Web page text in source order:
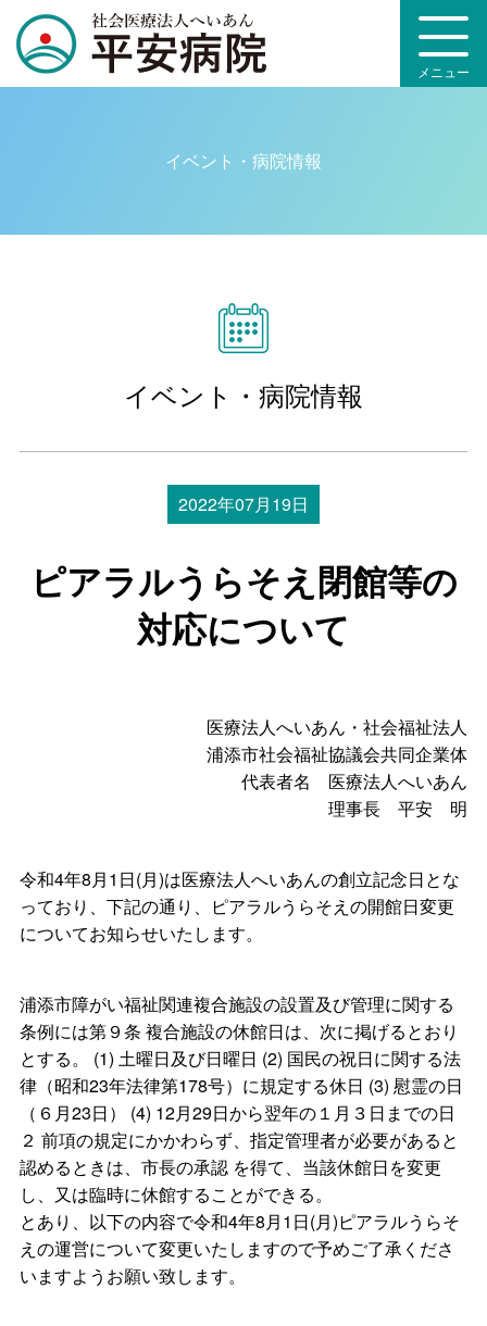
メニュー
イベント・病院情報
イベント・病院情報
2022年07月19日
ピアラルうらそえ閉館等の
対応について
医療法人へいあん・社会福祉法人
浦添市社会福祉協議会共同企業体
代表者名 医療法人へいあん
理事長 平安 明
令和4年8月1日(月)は医療法人へいあんの創立記念日とな
っており、下記の通り、ピアラルうらそえの開館日変更
についてお知らせいたします。
浦添市障がい福祉関連複合施設の設置及び管理に関する
条例には第９条 複合施設の休館日は、次に掲げるとおり
とする。 (1) 土曜日及び日曜日 (2) 国民の祝日に関する法
律（昭和23年法律第178号）に規定する休日 (3) 慰霊の日
（６月23日） (4) 12月29日から翌年の１月３日までの日
２ 前項の規定にかかわらず、指定管理者が必要があると
認めるときは、市長の承認 を得て、当該休館日を変更
し、又は臨時に休館することができる。
とあり、以下の内容で令和4年8月1日(月)ピアラルうらそ
えの運営について変更いたしますので予めご了承くださ
いますようお願い致します。